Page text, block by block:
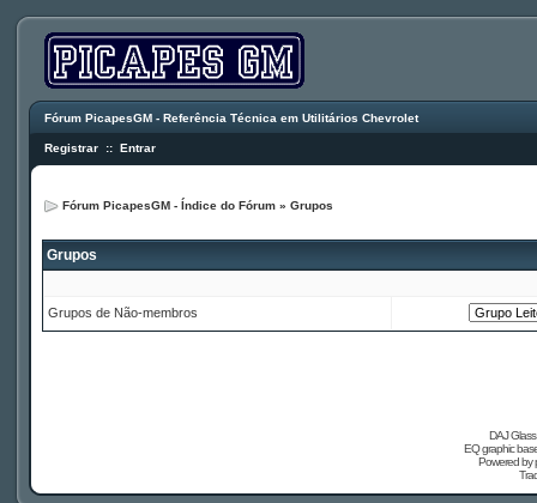
Fórum PicapesGM - Referência Técnica em Utilitários Chevrolet
Registrar :: Entrar
Fórum PicapesGM - Índice do Fórum » Grupos
Grupos
Grupos de Não-membros
DAJ
EQ graphic
Powered by